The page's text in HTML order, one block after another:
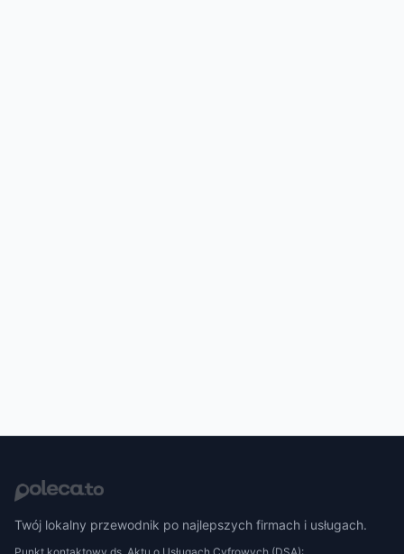
Twój lokalny przewodnik po najlepszych firmach i usługach.